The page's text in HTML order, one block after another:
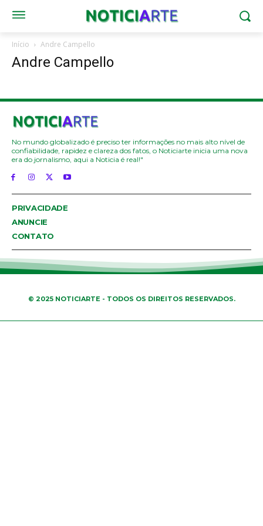
Início Andre Campello
Andre Campello
No mundo globalizado é preciso ter informações no mais alto nível de
confiabilidade, rapidez e clareza dos fatos, o Noticiarte inicia uma nova
era do jornalismo, aqui a Noticia é real!"
PRIVACIDADE
ANUNCIE
CONTATO
© 2025 NOTICIARTE - TODOS OS DIREITOS RESERVADOS.